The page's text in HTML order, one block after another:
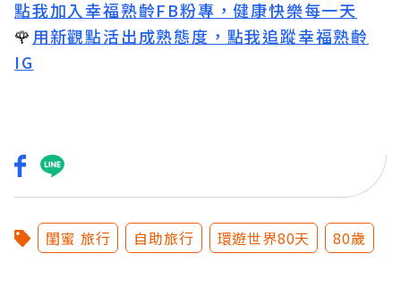
點我加入幸福熟齡FB粉專，健康快樂每一天
🌹用新觀點活出成熟態度，點我追蹤幸福熟齡
IG
閨蜜 旅行 自助旅行 環遊世界80天 80歲